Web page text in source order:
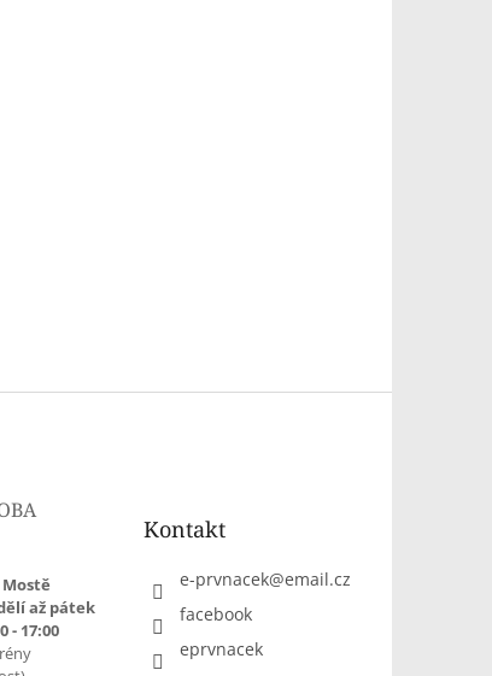
až pátek
- 17:00
Kontakt
e-prvnacek@email.cz
facebook
eprvnacek